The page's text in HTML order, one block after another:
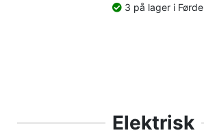
3 på lager i Førde
Elektrisk